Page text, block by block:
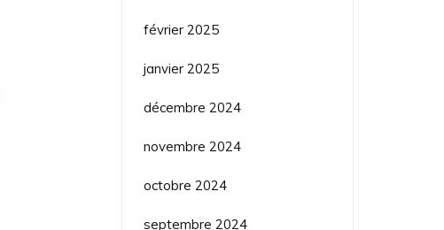
février 2025
janvier 2025
décembre 2024
novembre 2024
octobre 2024
septembre 2024